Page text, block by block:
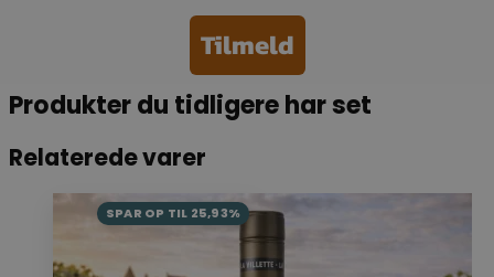
Tilmeld
Produkter du tidligere har set
Relaterede varer
SPAR OP TIL 25,93%